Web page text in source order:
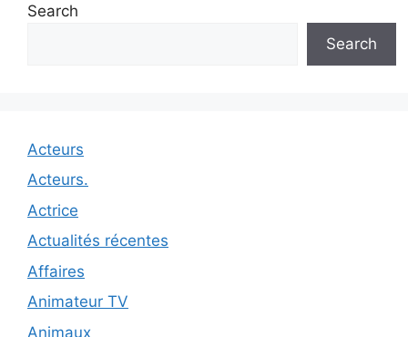
Search
Search
Acteurs
Acteurs.
Actrice
Actualités récentes
Affaires
Animateur TV
Animaux